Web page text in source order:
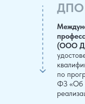
(ООО
по
ФЗ «Об
ДПО